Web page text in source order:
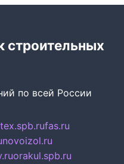
строительных
по всей России
fas.ru
novoizol.ru
orakul.spb.ru